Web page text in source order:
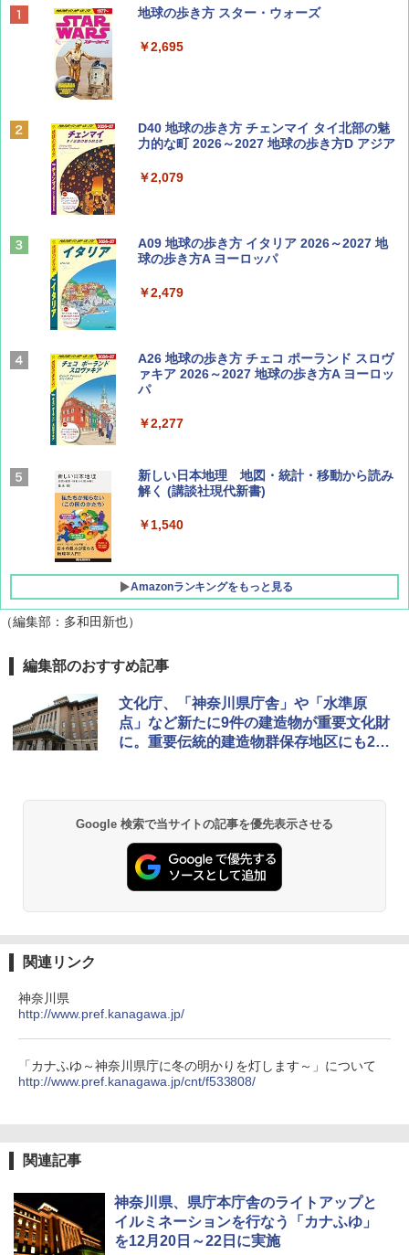
BE-PAL(ビ-パル) 2026年 10 月号【特別付録:
BE-PAL(ビ-パル) 2026年 9 月号【特別付録:
SOTO ミニマル"旅"財布 ランダム2種】
￥1,500
サライ 2026年 9月号 [雑誌]
ディズニーファン ２０２６年 ９月号 [雑
誌] (ＤＩＳＮＥＹ ＦＡＮ)
山と溪谷 2026年8月号「南アルプス大全」
地球の歩き方 スター・ウォーズ
￥2,695
D40 地球の歩き方 チェンマイ タイ北部の魅
力的な町 2026～2027 地球の歩き方D アジア
￥2,079
A09 地球の歩き方 イタリア 2026～2027 地
球の歩き方A ヨーロッパ
￥2,479
A26 地球の歩き方 チェコ ポーランド スロヴ
ァキア 2026～2027 地球の歩き方A ヨーロッ
パ
￥2,277
新しい日本地理 地図・統計・移動から読み
解く (講談社現代新書)
￥1,540
Amazonランキングをもっと見る
[キャンパーズコレクション 山善] テント ワ
ンタッチ 遮光率99.99%以上・UVカット率9
9.9%生地採用 ブラックコーティング 4人用
パッとサッとテントキューブ プレミアム PAT
CW-P150B
プ テント サンシェード 簡易テント 【一瞬で
パッと広がる 簡単設営】 2~3人用 UVカット
紫外線対策 日よけ 防虫 撥水 ビーチ ピクニッ
ク ペグ・キャリーバッグ付き (2-3P/アプリコ
ットベージュ/2-3P)
￥5,999
[キャンパーズコレクション 山善] 傘みたいに
[キャンパーズコレクション 山善] 傘みたいに
DEWEL パラソル 大型 ビーチ アウトドアパ
ラソル ガーデン サイトシート付 折りたたみ
防水 UVカット 4段階高さ調整 軽量 収納袋付
き
￥6,459
コンパクト 保冷力長持ち
￥2,980
熊撃退スプレー 熊よけスプレー 熊スプレー
送
折りたたみ椅子 アウトドアチェア 伸縮式 キ
ャンプ椅子
（編集部：多和田新也）
編集部のおすすめ記事
文化庁、「神奈川県庁舎」や「水準原
点」など新たに9件の建造物が重要文化財
に。重要伝統的建造物群保存地区にも2地
Google 検索で当サイトの記事を優先表示させる
関連リンク
神奈川県
http://www.pref.kanagawa.jp/
「カナふゆ～神奈川県庁に冬の明かりを灯します～」について
http://www.pref.kanagawa.jp/cnt/f533808/
関連記事
神奈川県、県庁本庁舎のライトアップと
イルミネーションを行なう「カナふゆ」
を12月20日～22日に実施